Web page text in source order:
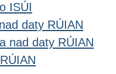
ISÚI
daty RÚIAN
nad daty RÚIAN